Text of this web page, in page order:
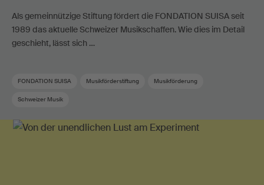
Als gemeinnützige Stiftung fördert die FONDATION SUISA seit
1989 das aktuelle Schweizer Musikschaffen. Wie dies im Detail
geschieht, lässt sich …
FONDATION SUISA Musikförderstiftung Musikförderung
Schweizer Musik